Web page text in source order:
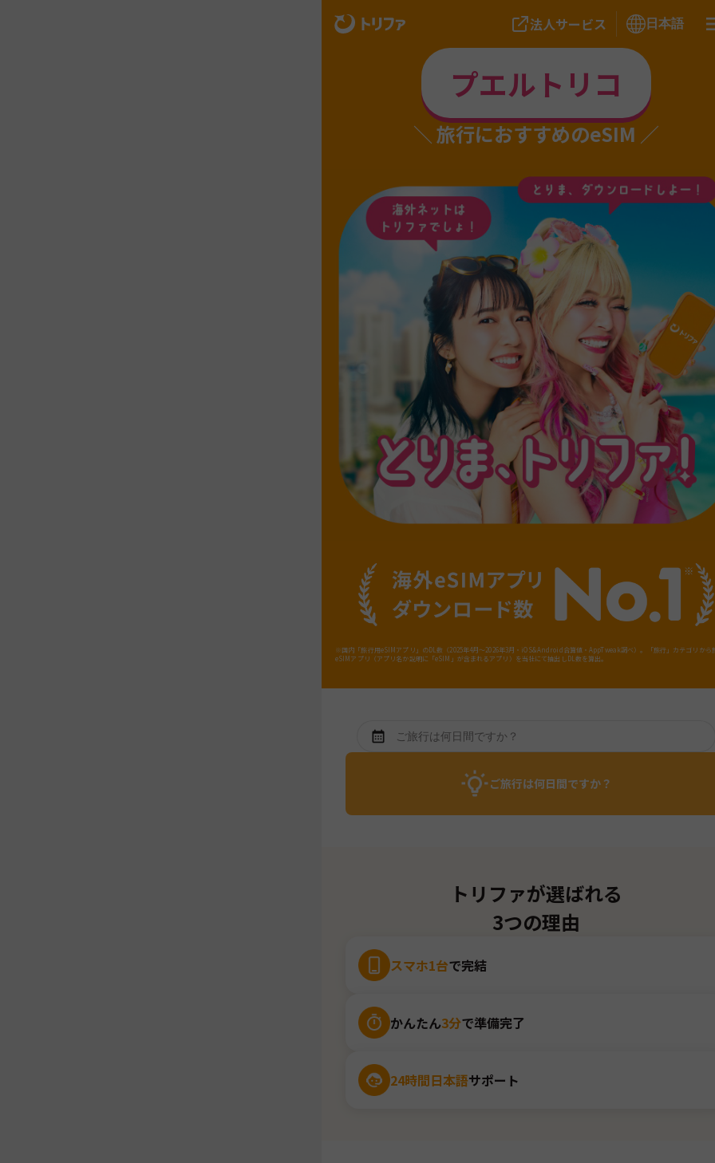
法人サービス 日本語
プエルトリコ
旅行におすすめのeSIM
※国内「旅行用eSIMアプリ」のDL数（2025年4月～2026年3月・iOS&Android合算値・AppTweak調べ）。「旅行」カテゴリから
eSIMアプリ（アプリ名か説明に「eSIM」が含まれるアプリ）を当社にて抽出しDL数を算出。
ご旅行は何日間ですか？
トリファが選ばれる
3つの理由
スマホ1台で完結
かんたん3分で準備完了
24時間日本語サポート